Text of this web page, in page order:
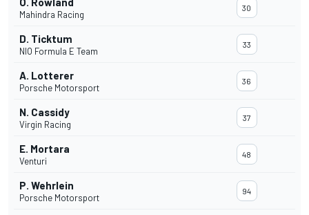
Mahindra Racing
30
D. Ticktum
NIO Formula E Team
33
A. Lotterer
Porsche Motorsport
36
N. Cassidy
Virgin Racing
37
E. Mortara
Venturi
48
P. Wehrlein
Porsche Motorsport
94